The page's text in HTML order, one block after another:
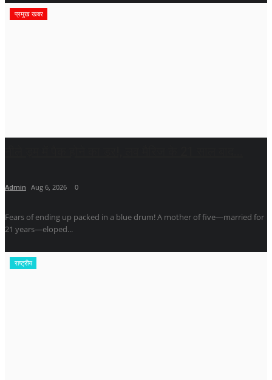
प्रमुख खबर
Admin Aug 6, 2026 0
Fears of ending up packed in a blue drum! A mother of five—married for
21 years—eloped...
राष्ट्रीय